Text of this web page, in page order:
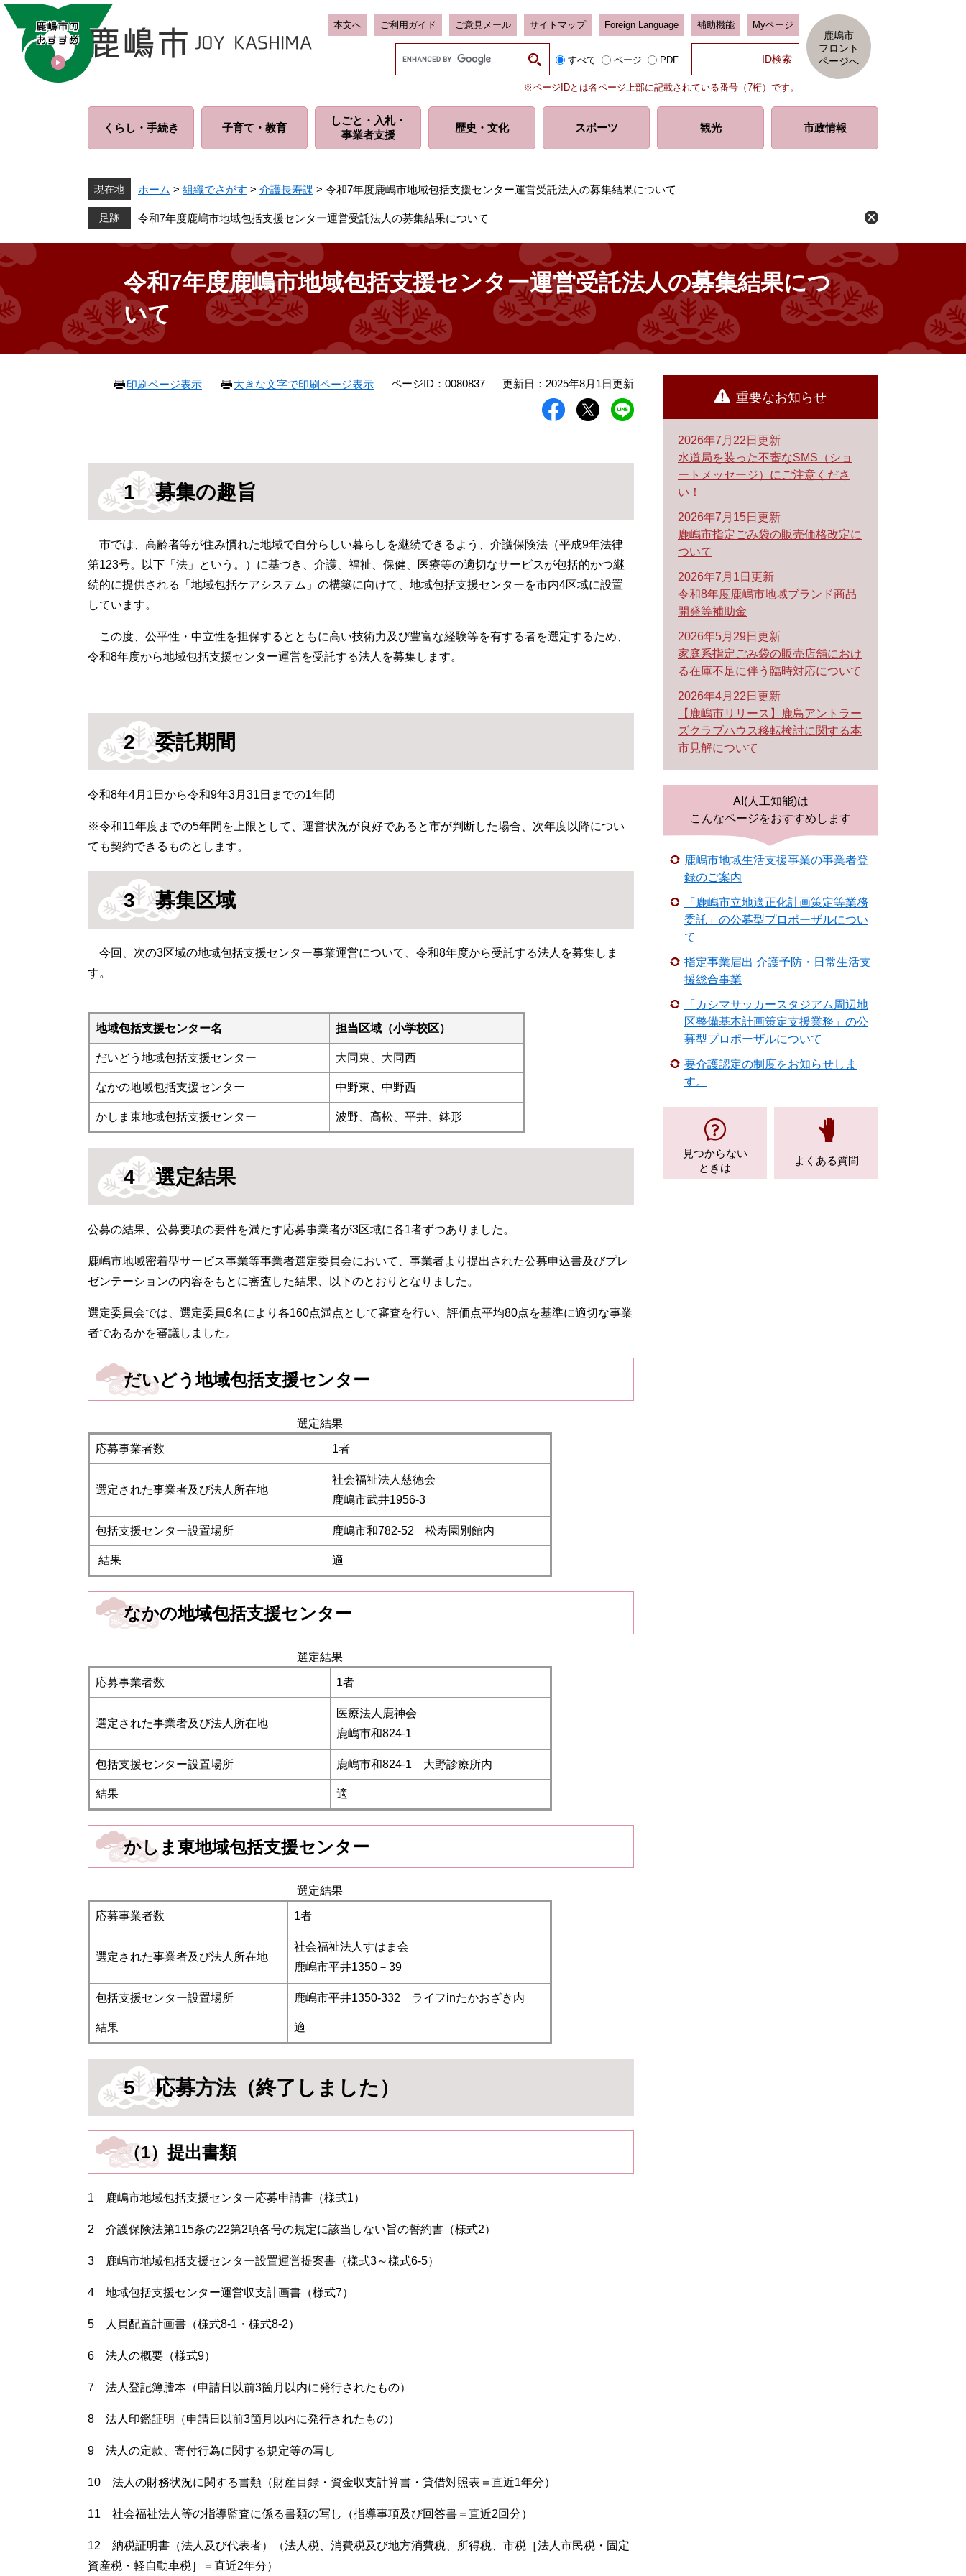
ペ
メ
本文へ ご利用ガイド ご意見メール サイトマップ Foreign Language 補助機能 Myページ
ム
索
すべて ページ PDF
※ページIDとは各ページ上部に記載されている番号（7桁）です。
鹿嶋市
フロント
ページへ
くらし・ 手続き 子育て・ 教育
しごと・入札・
事業者支援
歴史・ 文化 スポーツ 観光 市政情報
現在地 ホーム > 組織でさがす > 介護長寿課 > 令和7年度鹿嶋市地域包括支援センター運営受託法人の募集結果について
令和7年度鹿嶋市地域包括支援センター運営受託法人の募集結果について
令和7年度鹿嶋市地域包括支援センター運営受託法人の募集結果につ
いて
印刷ページ表示 大きな文字で印刷ページ表示 ページID：0080837 更新日：2025年8月1日更新
1 募集の趣旨
市では、高齢者等が住み慣れた地域で自分らしい暮らしを継続できるよう、介護保険法（平成9年法律
第123号。以下「法」という。）に基づき、介護、福祉、保健、医療等の適切なサービスが包括的かつ継
続的に提供される「地域包括ケアシステム」の構築に向けて、地域包括支援センターを市内4区域に設置
しています。
この度、公平性・中立性を担保するとともに高い技術力及び豊富な経験等を有する者を選定するため、
令和8年度から地域包括支援センター運営を受託する法人を募集します。
2 委託期間
令和8年4月1日から令和9年3月31日までの1年間
※令和11年度までの5年間を上限として、運営状況が良好であると市が判断した場合、次年度以降につい
ても契約できるものとします。
3 募集区域
今回、次の3区域の地域包括支援センター事業運営について、令和8年度から受託する法人を募集しま
す。
地域包括支援センター名 担当区域（小学校区）
だいどう地域包括支援センター 大同東、大同西
なかの地域包括支援センター 中野東、中野西
かしま東地域包括支援センター 波野、高松、平井、鉢形
4 選定結果
公募の結果、公募要項の要件を満たす応募事業者が3区域に各1者ずつありました。
鹿嶋市地域密着型サービス事業等事業者選定委員会において、事業者より提出された公募申込書及びプレ
ゼンテーションの内容をもとに審査した結果、以下のとおりとなりました。
選定委員会では、選定委員6名により各160点満点として審査を行い、評価点平均80点を基準に適切な事業
者であるかを審議しました。
だいどう地域包括支援センター
選定結果
応募事業者数 1者
選定された事業者及び法人所在地
社会福祉法人慈徳会
鹿嶋市武井1956-3
包括支援センター設置場所 鹿嶋市和782-52 松寿園別館内
結果 適
なかの地域包括支援センター
選定結果
応募事業者数 1者
選定された事業者及び法人所在地
医療法人鹿神会
鹿嶋市和824-1
包括支援センター設置場所 鹿嶋市和824-1 大野診療所内
結果 適
かしま東地域包括支援センター
選定結果
応募事業者数 1者
選定された事業者及び法人所在地
社会福祉法人すはま会
鹿嶋市平井1350－39
包括支援センター設置場所 鹿嶋市平井1350-332 ライフinたかおざき内
結果 適
5 応募方法（終了しました）
（1）提出書類
1 鹿嶋市地域包括支援センター応募申請書（様式1）
2 介護保険法第115条の22第2項各号の規定に該当しない旨の誓約書（様式2）
3 鹿嶋市地域包括支援センター設置運営提案書（様式3～様式6-5）
4 地域包括支援センター運営収支計画書（様式7）
5 人員配置計画書（様式8-1・様式8-2）
6 法人の概要（様式9）
7 法人登記簿謄本（申請日以前3箇月以内に発行されたもの）
8 法人印鑑証明（申請日以前3箇月以内に発行されたもの）
9 法人の定款、寄付行為に関する規定等の写し
10 法人の財務状況に関する書類（財産目録・資金収支計算書・貸借対照表＝直近1年分）
11 社会福祉法人等の指導監査に係る書類の写し（指導事項及び回答書＝直近2回分）
12 納税証明書（法人及び代表者）（法人税、消費税及び地方消費税、所得税、市税［法人市民税・固定
資産税・軽自動車税］＝直近2年分）
重要なお知らせ
2026年7月22日更新
水道局を装った不審なSMS（ショ
ートメッセージ）にご注意くださ
い！
2026年7月15日更新
鹿嶋市指定ごみ袋の販売価格改定に
ついて
2026年7月1日更新
令和8年度鹿嶋市地域ブランド商品
開発等補助金
2026年5月29日更新
家庭系指定ごみ袋の販売店舗におけ
る在庫不足に伴う臨時対応について
2026年4月22日更新
【鹿嶋市リリース】鹿島アントラー
ズクラブハウス移転検討に関する本
市見解について
AI(人工知能)は
こんなページをおすすめします
鹿嶋市地域生活支援事業の事業者登
録のご案内
「鹿嶋市立地適正化計画策定等業務
委託」の公募型プロポーザルについ
て
指定事業届出 介護予防・日常生活支
援総合事業
「カシマサッカースタジアム周辺地
区整備基本計画策定支援業務」の公
募型プロポーザルについて
要介護認定の制度をお知らせしま
す。
見つからない
ときは
よくある質問